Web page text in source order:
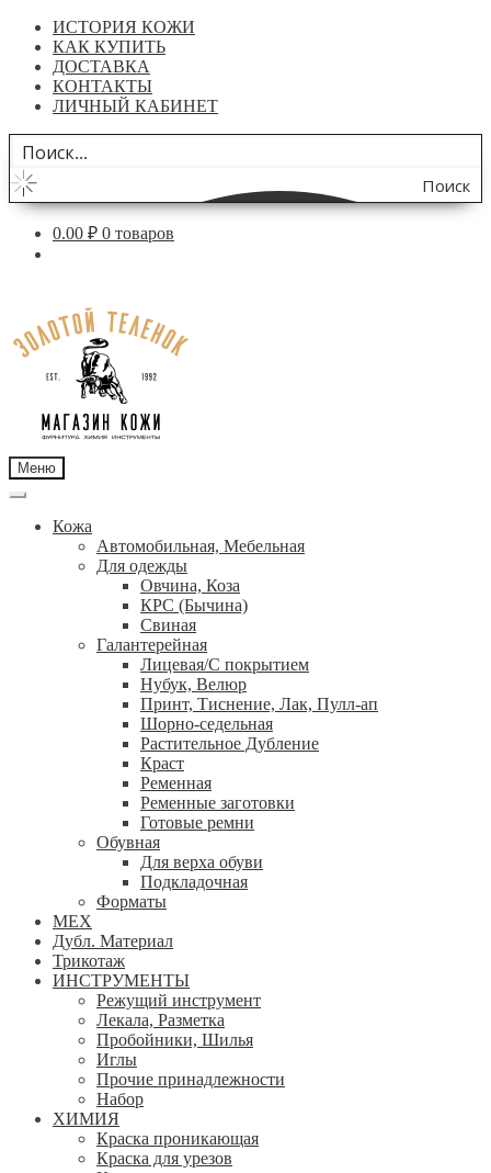
ИСТОРИЯ КОЖИ
КАК КУПИТЬ
ДОСТАВКА
КОНТАКТЫ
ЛИЧНЫЙ КАБИНЕТ
Поиск
по
0.00 ₽ 0 товаров
навигации
содержимому
Меню
Кожа
Автомобильная, Мебельная
Для одежды
Овчина, Коза
КРС (Бычина)
Свиная
Галантерейная
Лицевая/С покрытием
Нубук, Велюр
Принт, Тиснение, Лак, Пулл-ап
Шорно-седельная
Растительное Дубление
Краст
Ременная
Ременные заготовки
Готовые ремни
Обувная
Для верха обуви
Подкладочная
Форматы
МЕХ
Дубл. Материал
Трикотаж
ИНСТРУМЕНТЫ
Режущий инструмент
Лекала, Разметка
Пробойники, Шилья
Иглы
Прочие принадлежности
Набор
ХИМИЯ
Краска проникающая
Краска для урезов